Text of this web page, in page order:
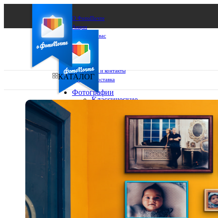
О ФотоПочте
Акции
Сделаем за вас
Бизнесу
FAQ
Франшиза
Поддержка и контакты
Оплата и доставка
Ваш город:
Выберите из списка:
КАТАЛОГ
Фотографии
Классические
10х10
10х15
13х18
15х15
20х20
20х30
30х30
30х40